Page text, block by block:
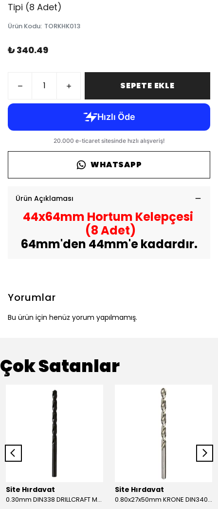
Tipi (8 Adet)
Ürün Kodu: TORKHK013
₺ 340.49
SEPETE EKLE
WHATSAPP
Ürün Açıklaması
44x64mm Hortum Kelepçesi
(8 Adet)
64mm'den 44mm'e kadardır.
Yorumlar
Bu ürün için henüz yorum yapılmamış.
Çok Satanlar
Site Hırdavat
0.30mm DIN338 DRILLCRAFT MATKAP UCU HSS 10 Adet
Site Hırdavat
0.80x27x50mm KRONE DIN340 UZUN MATKAP UCU HSS 10 Adet